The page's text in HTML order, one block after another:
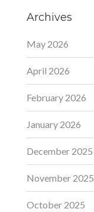
Archives
May 2026
April 2026
February 2026
January 2026
December 2025
November 2025
October 2025